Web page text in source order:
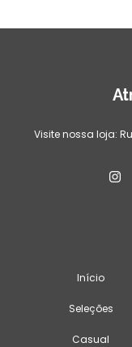
Visite nossa loja:
Início
Seleções
Casual